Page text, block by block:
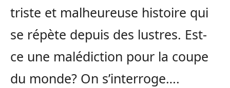
triste et malheureuse histoire qui
se répète depuis des lustres. Est-
ce une malédiction pour la coupe
du monde? On s’interroge….